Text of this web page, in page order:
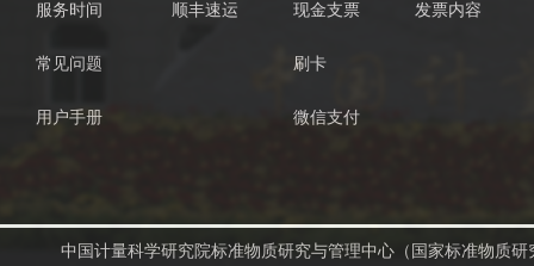
服务时间
常见问题
用户手册
顺丰速运 现金支票
刷卡
微信支付
发票内容
中国计量科学研究院标准物质研究与管理中心（国家标准物质